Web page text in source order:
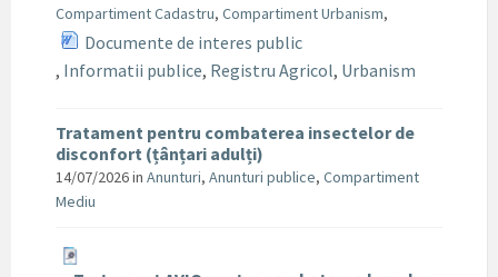
Compartiment Cadastru, Compartiment Urbanism,
Documente de interes public
, Informatii publice, Registru Agricol, Urbanism
Tratament pentru combaterea insectelor de
disconfort (țânțari adulți)
14/07/2026in Anunturi, Anunturi publice, Compartiment
Mediu